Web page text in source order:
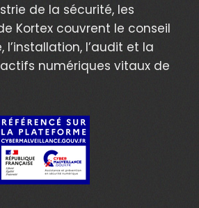
de la sécurité, les
Kortex couvrent le conseil
l’audit et la
numériques vitaux de